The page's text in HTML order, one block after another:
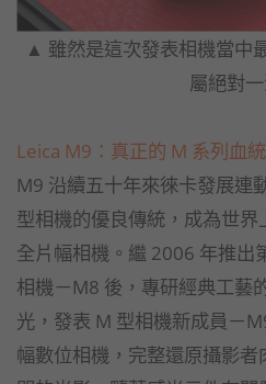
▲ 雖然是這次發表相機當中
屬絕對一
Leica M9：真正的 M 系列血
M9 沿續五十年來徠卡發展連
型相機的優良傳統，成為世
全片幅相機。繼 2006 年推出
相機－M8 後，專研經典工藝
光，發表 M 型相機新成員－
幅數位相機，完整還原攝影